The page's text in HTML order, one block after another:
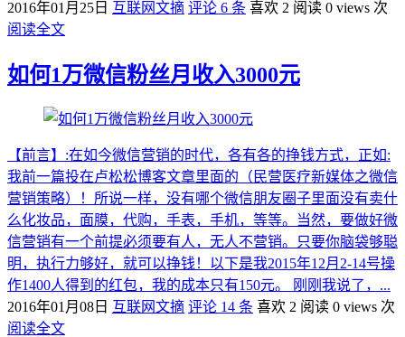
2016年01月25日 互联网文摘 评论 6 条 喜欢 2 阅读 0 views 次
阅读全文
如何1万微信粉丝月收入3000元
【前言】:在如今微信营销的时代，各有各的挣钱方式，正如:
我前一篇投在卢松松博客文章里面的（民营医疗新媒体之微信
营销策略）！所说一样，没有哪个微信朋友圈子里面没有卖什
么化妆品，面膜，代购，手表，手机，等等。当然，要做好微
信营销有一个前提必须要有人，无人不营销。只要你脑袋够聪
明，执行力够好，就可以挣钱！以下是我2015年12月2-14号操
作1400人得到的红包，我的成本只有150元。 刚刚我说了，...
2016年01月08日 互联网文摘 评论 14 条 喜欢 2 阅读 0 views 次
阅读全文